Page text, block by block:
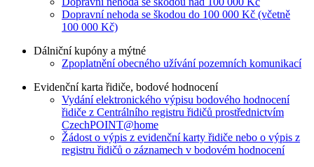
Dopravní nehoda se škodou do 100 000 Kč (včetně
100 000 Kč)
Dálniční kupóny a mýtné
Zpoplatnění obecného užívání pozemních komunikací
Evidenční karta řidiče, bodové hodnocení
Vydání elektronického výpisu bodového hodnocení
řidiče z Centrálního registru řidičů prostřednictvím
CzechPOINT@home
Žádost o výpis z evidenční karty řidiče nebo o výpis z
registru řidičů o záznamech v bodovém hodnocení